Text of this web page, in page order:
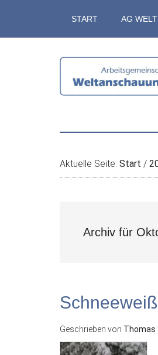
springen
secondary
springen
springen
START AG
Aktuelle Seite: Start /
Archiv für
Schneeweiß
Geschrieben von Thomas